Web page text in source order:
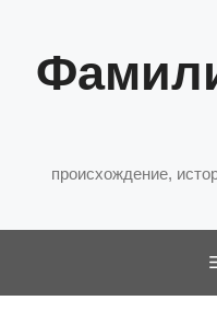
содержимому
происхождение,